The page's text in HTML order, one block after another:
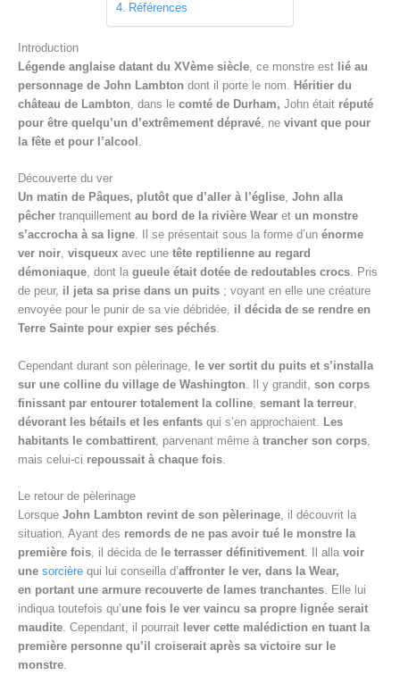
Références
Introduction
Légende anglaise datant du XVème siècle , ce monstre est lié au
personnage de John Lambton dont il porte le nom.
Héritier du
château de Lambton , dans le comté de Durham, John était réputé
pour être quelqu’un d’extrêmement dépravé , ne vivant que pour
la fête et pour l’alcool
Découverte du ver
Un matin de Pâques, plutôt que d’aller à l’église, John alla
pêcher tranquillement au bord de la rivière Wear et un monstre
s’accrocha à sa ligne. Il se présentait sous la forme d’un énorme
ver noir, visqueux avec une tête reptilienne au regard
démoniaque, dont la gueule était dotée de redoutables crocs. Pris
de peur, il jeta sa prise dans un puits ; voyant en elle une créature
envoyée pour le punir de sa vie débridée, il décida de se rendre en
Terre Sainte pour expier ses péchés.
Cependant durant son pèlerinage,
le ver sortit du puits et s’installa
sur une colline du village de Washington . Il y grandit, son corps
finissant par entourer totalement la colline semant la terreur
dévorant les bétails et les enfants qui s’en approchaient.
Les
habitants le combattirent , parvenant même à trancher son corps
mais celui-ci repoussait à chaque fois
Le retour de pèlerinage
Lorsque John Lambton revint de son pèlerinage, il découvrit la
situation. Ayant des remords de ne pas avoir tué le monstre la
première fois, il décida de le terrasser définitivement. Il alla voir
une sorcière qui lui conseilla d’affronter le ver, dans la Wear,
en portant une armure recouverte de lames tranchantes. Elle lui
indiqua toutefois qu’une fois le ver vaincu sa propre lignée serait
maudite. Cependant, il pourrait lever cette malédiction en tuant la
première personne qu’il croiserait après sa victoire sur le
monstre.